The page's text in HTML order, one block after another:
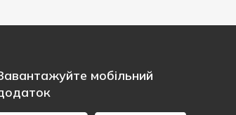
мобільний